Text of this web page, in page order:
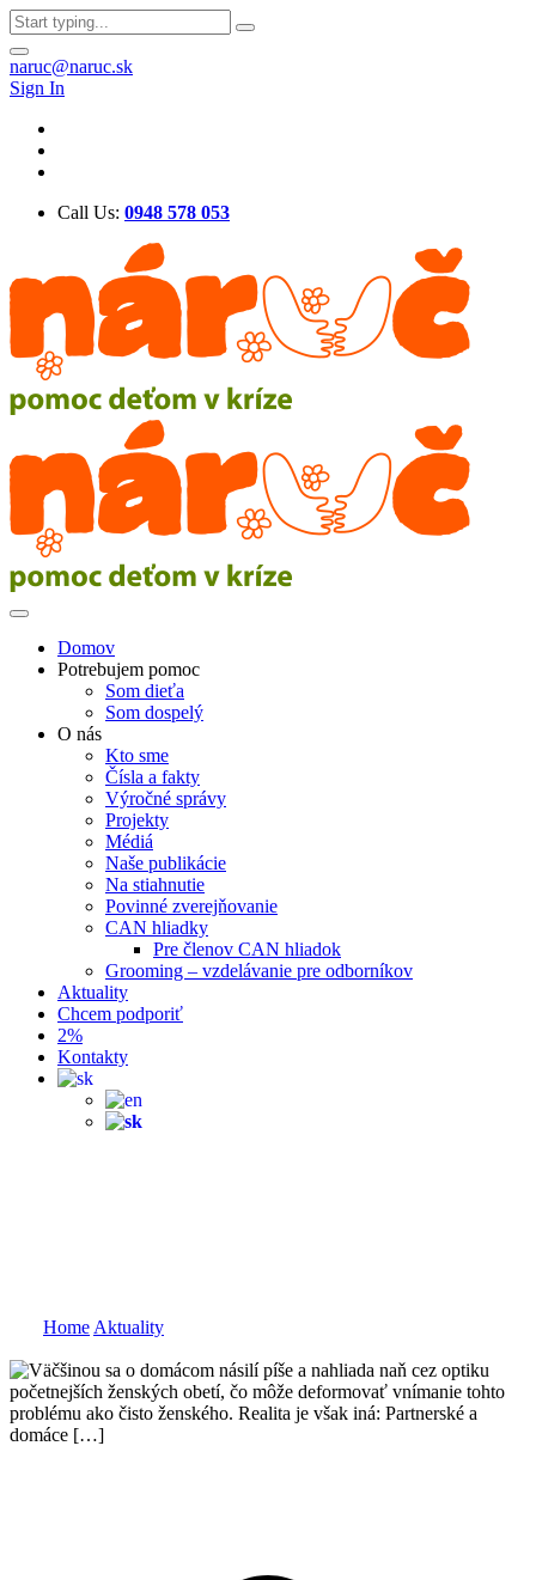
naruc@naruc.sk
Sign In
Call Us: 0948 578 053
Domov
Potrebujem pomoc
Som dieťa
Som dospelý
O nás
Kto sme
Čísla a fakty
Výročné správy
Projekty
Médiá
Naše publikácie
Na stiahnutie
Povinné zverejňovanie
CAN hliadky
Pre členov CAN hliadok
Grooming – vzdelávanie pre odborníkov
Aktuality
Chcem podporiť
2%
Kontakty
Home Aktuality